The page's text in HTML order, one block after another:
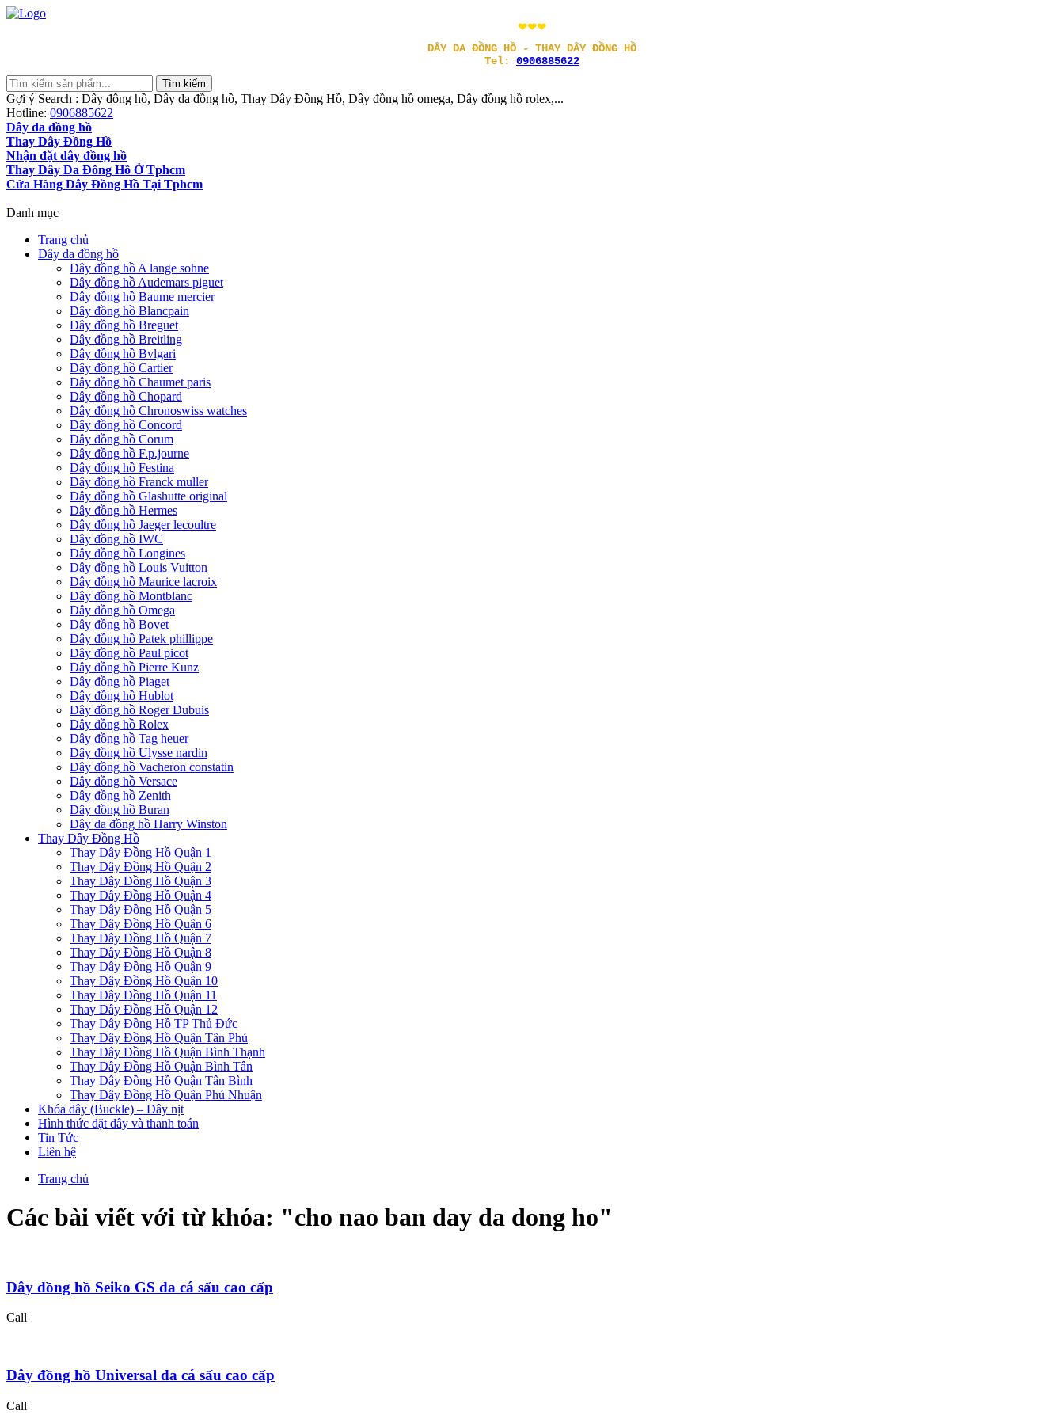
❤❤❤
DÂY DA ĐỒNG HỒ - THAY DÂY ĐỒNG HỒ
Tel: 0906885622
Gợi ý Search : Dây đông hồ, Dây da đồng hồ, Thay Dây Đồng Hồ, Dây đồng hồ omega, Dây đồng hồ rolex,...
Hotline: 0906885622
Dây da đồng hồ
Thay Dây Đồng Hồ
Nhận đặt dây đồng hồ
Thay Dây Da Đồng Hồ Ở Tphcm
Cửa Hàng Dây Đồng Hồ Tại Tphcm
Danh mục
Trang chủ
Dây da đồng hồ
Dây đồng hồ A lange sohne
Dây đồng hồ Audemars piguet
Dây đồng hồ Baume mercier
Dây đồng hồ Blancpain
Dây đồng hồ Breguet
Dây đồng hồ Breitling
Dây đồng hồ Bvlgari
Dây đồng hồ Cartier
Dây đồng hồ Chaumet paris
Dây đồng hồ Chopard
Dây đồng hồ Chronoswiss watches
Dây đồng hồ Concord
Dây đồng hồ Corum
Dây đồng hồ F.p.journe
Dây đồng hồ Festina
Dây đồng hồ Franck muller
Dây đồng hồ Glashutte original
Dây đồng hồ Hermes
Dây đồng hồ Jaeger lecoultre
Dây đồng hồ IWC
Dây đồng hồ Longines
Dây đồng hồ Louis Vuitton
Dây đồng hồ Maurice lacroix
Dây đồng hồ Montblanc
Dây đồng hồ Omega
Dây đồng hồ Bovet
Dây đồng hồ Patek phillippe
Dây đồng hồ Paul picot
Dây đồng hồ Pierre Kunz
Dây đồng hồ Piaget
Dây đồng hồ Hublot
Dây đồng hồ Roger Dubuis
Dây đồng hồ Rolex
Dây đồng hồ Tag heuer
Dây đồng hồ Ulysse nardin
Dây đồng hồ Vacheron constatin
Dây đồng hồ Versace
Dây đồng hồ Zenith
Dây đồng hồ Buran
Dây da đồng hồ Harry Winston
Thay Dây Đồng Hồ
Thay Dây Đồng Hồ Quận 1
Thay Dây Đồng Hồ Quận 2
Thay Dây Đồng Hồ Quận 3
Thay Dây Đồng Hồ Quận 4
Thay Dây Đồng Hồ Quận 5
Thay Dây Đồng Hồ Quận 6
Thay Dây Đồng Hồ Quận 7
Thay Dây Đồng Hồ Quận 8
Thay Dây Đồng Hồ Quận 9
Thay Dây Đồng Hồ Quận 10
Thay Dây Đồng Hồ Quận 11
Thay Dây Đồng Hồ Quận 12
Thay Dây Đồng Hồ TP Thủ Đức
Thay Dây Đồng Hồ Quận Tân Phú
Thay Dây Đồng Hồ Quận Bình Thạnh
Thay Dây Đồng Hồ Quận Bình Tân
Thay Dây Đồng Hồ Quận Tân Bình
Thay Dây Đồng Hồ Quận Phú Nhuận
Khóa dây (Buckle) – Dây nịt
Hình thức đặt dây và thanh toán
Tin Tức
Liên hệ
Trang chủ
Các bài viết với từ khóa: "cho nao ban day da dong ho"
Dây đồng hồ Seiko GS da cá sấu cao cấp
Call
Dây đồng hồ Universal da cá sấu cao cấp
Call